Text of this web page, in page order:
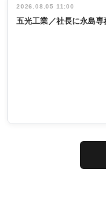
インタビュ
ー／社内ア
祝う 業界関
係者ら220人
出席
2026.08.05 11:00
五光工業／社長に永島専